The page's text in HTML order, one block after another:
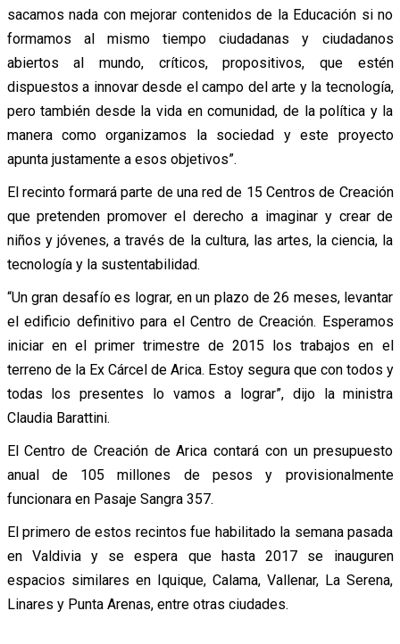
sacamos nada con mejorar contenidos de la Educación si no
formamos al mismo tiempo ciudadanas y ciudadanos
abiertos al mundo, críticos, propositivos, que estén
dispuestos a innovar desde el campo del arte y la tecnología,
pero también desde la vida en comunidad, de la política y la
manera como organizamos la sociedad y este proyecto
apunta justamente a esos objetivos”.
El recinto formará parte de una red de 15 Centros de Creación
que pretenden promover el derecho a imaginar y crear de
niños y jóvenes, a través de la cultura, las artes, la ciencia, la
tecnología y la sustentabilidad.
“Un gran desafío es lograr, en un plazo de 26 meses, levantar
el edificio definitivo para el Centro de Creación. Esperamos
iniciar en el primer trimestre de 2015 los trabajos en el
terreno de la Ex Cárcel de Arica. Estoy segura que con todos y
todas los presentes lo vamos a lograr”, dijo la ministra
Claudia Barattini.
El Centro de Creación de Arica contará con un presupuesto
anual de 105 millones de pesos y provisionalmente
funcionara en Pasaje Sangra 357.
El primero de estos recintos fue habilitado la semana pasada
en Valdivia y se espera que hasta 2017 se inauguren
espacios similares en Iquique, Calama, Vallenar, La Serena,
Linares y Punta Arenas, entre otras ciudades.